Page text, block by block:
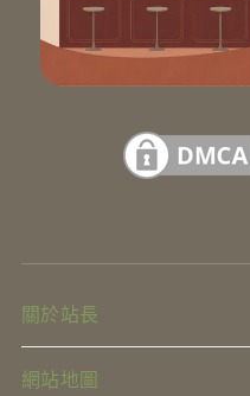
關於站長
網站地圖